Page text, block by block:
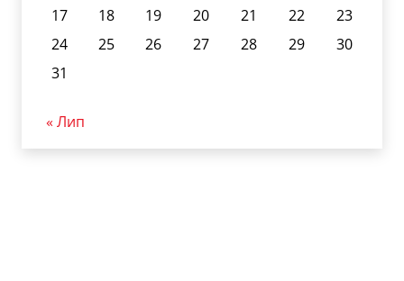
17
18 19 20 21 22
23
24
25 26 27 28 29
30
31
« Лип